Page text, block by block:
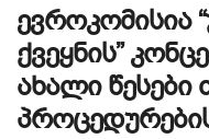
ევროკომისია
ქვეყნის”
ახალი წესები